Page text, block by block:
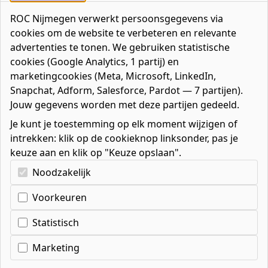
Inschrijven wachtlijst
meeloopdag
Meubelmaker/
Op dit moment zijn is er geen plaats meer om
mee te lopen bij de opleiding. Maar wees
gerust, we voegen regelmatig nieuwe plaatsen
toe. Laat je gegevens achter en we sturen je
eenmalig een e-mail als er weer plaats is.
Voornaam*
Achternaam*
ROC Nijmegen verwerkt persoonsgegevens via
cookies om de website te verbeteren en relevante
advertenties te tonen. We gebruiken statistische
cookies (Google Analytics, 1 partij) en
marketingcookies (Meta, Microsoft, LinkedIn,
Snapchat, Adform, Salesforce, Pardot — 7 partijen).
Jouw gegevens worden met deze partijen gedeeld.
Je kunt je toestemming op elk moment wijzigen of
intrekken: klik op de cookieknop linksonder, pas je
keuze aan en klik op "Keuze opslaan".
Kies uw cookie-voorkeuren
Noodzakelijk
Voorkeuren
Statistisch
Marketing